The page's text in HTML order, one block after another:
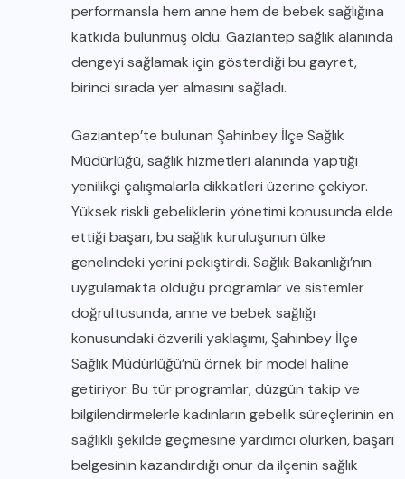
performansla hem anne hem de bebek sağlığına
katkıda bulunmuş oldu. Gaziantep sağlık alanında
dengeyi sağlamak için gösterdiği bu gayret,
birinci sırada yer almasını sağladı.
Gaziantep’te bulunan Şahinbey İlçe Sağlık
Müdürlüğü, sağlık hizmetleri alanında yaptığı
yenilikçi çalışmalarla dikkatleri üzerine çekiyor.
Yüksek riskli gebeliklerin yönetimi konusunda elde
ettiği başarı, bu sağlık kuruluşunun ülke
genelindeki yerini pekiştirdi. Sağlık Bakanlığı’nın
uygulamakta olduğu programlar ve sistemler
doğrultusunda, anne ve bebek sağlığı
konusundaki özverili yaklaşımı, Şahinbey İlçe
Sağlık Müdürlüğü’nü örnek bir model haline
getiriyor. Bu tür programlar, düzgün takip ve
bilgilendirmelerle kadınların gebelik süreçlerinin en
sağlıklı şekilde geçmesine yardımcı olurken, başarı
belgesinin kazandırdığı onur da ilçenin sağlık